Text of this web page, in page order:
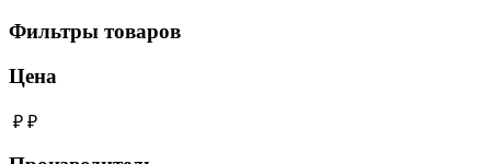
Фильтры товаров
Цена
₽ ₽